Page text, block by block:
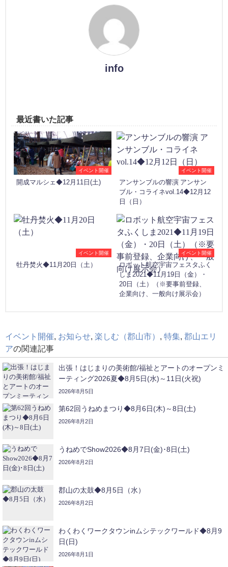
info
最近書いた記事
イベント開催
開成マルシェ◆12月11日(土)
イベント開催
アンサンブルの響演 アンサン
ブル・コライネvol.14◆12月12
日（日）
イベント開催
牡丹焚火◆11月20日（土）
イベント開催
ロボット航空宇宙フェスタふく
しま2021◆11月19日（金）・
20日（土）（※要事前登録、
企業向け、一般向け展示会）
イベント開催 お知らせ 楽しむ（郡山市） 特集 郡山エリ
アの関連記事
出張！はじまりの美術館/福祉とアートのオープンミ
ーティング2026夏◆8月5日(水)～11日(火祝)
2026年8月5日
第62回うねめまつり◆8月6日(木)～8日(土)
2026年8月2日
うねめでShow2026◆8月7日(金)･8日(土)
2026年8月2日
郡山の太鼓◆8月5日（水）
2026年8月2日
わくわくワークタウンinムシテックワールド◆8月9
日(日)
2026年8月1日